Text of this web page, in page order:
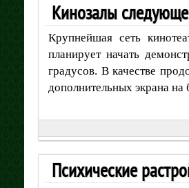
Кинозалы
Крупнейшая сеть
планирует начать
градусов. В качестве
дополнительных экрана на
Психические